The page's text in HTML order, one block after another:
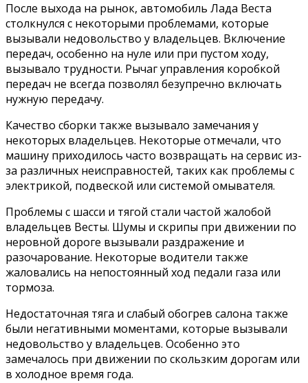
После выхода на рынок, автомобиль Лада Веста
столкнулся с некоторыми проблемами, которые
вызывали недовольство у владельцев. Включение
передач, особенно на нуле или при пустом ходу,
вызывало трудности. Рычаг управления коробкой
передач не всегда позволял безупречно включать
нужную передачу.
Качество сборки также вызывало замечания у
некоторых владельцев. Некоторые отмечали, что
машину приходилось часто возвращать на сервис из-
за различных неисправностей, таких как проблемы с
электрикой, подвеской или системой омывателя.
Проблемы с шасси и тягой стали частой жалобой
владельцев Весты. Шумы и скрипы при движении по
неровной дороге вызывали раздражение и
разочарование. Некоторые водители также
жаловались на непостоянный ход педали газа или
тормоза.
Недостаточная тяга и слабый обогрев салона также
были негативными моментами, которые вызывали
недовольство у владельцев. Особенно это
замечалось при движении по скользким дорогам или
в холодное время года.